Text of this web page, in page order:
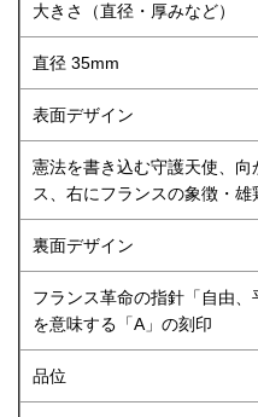
大きさ（直径・厚みなど）
直径 35mm
表面デザイン
憲法を書き込む守護天使、
ス、右にフランスの象徴・雄
裏面デザイン
フランス革命の指針「自由
を意味する「A」の刻印
品位